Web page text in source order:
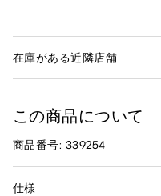
在庫がある近隣店舗
この商品について
商品番号: 339254
仕様